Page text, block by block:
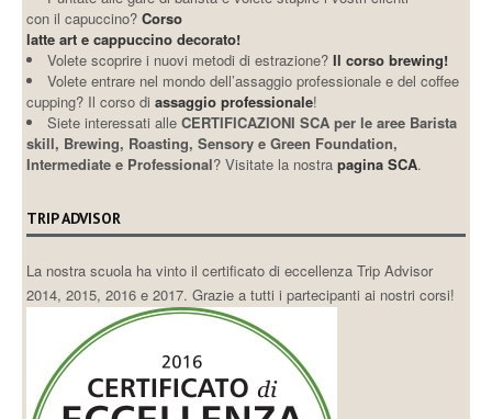
con il capuccino?Corso
latte art e cappuccino decorato!
Volete scoprire i nuovi metodi di estrazione?Il corso brewing!
Volete entrare nel mondo dell’assaggio professionale e del coffee
cupping? Il corso diassaggio professionale!
Siete interessati alleCERTIFICAZIONI SCA per le aree Barista
skill, Brewing, Roasting, Sensory e Green Foundation,
Intermediate e Professional? Visitate la nostrapagina SCA.
TRIP ADVISOR
La nostra scuola ha vinto il certificato di eccellenza Trip Advisor
2014, 2015, 2016 e 2017. Grazie a tutti i partecipanti ai nostri corsi!